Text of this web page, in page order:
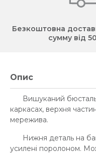
Безкоштовна
сумму від
Опис
Вишуканий
каркасах, верхня
мережива.
Нижня деталь на
усилені поролоном.